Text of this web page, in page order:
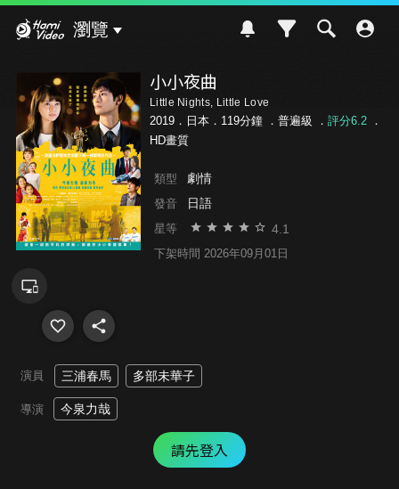
瀏覽
小小夜曲
Little Nights, Little Love
2019．日本．119分鐘 ． 普遍級 ． 評分6.2．
HD畫質
類型 劇情
發音 日語
星等 4.1
下架時間 2026年09月01日
演員 三浦春馬 多部未華子
導演 今泉力哉
請先登入